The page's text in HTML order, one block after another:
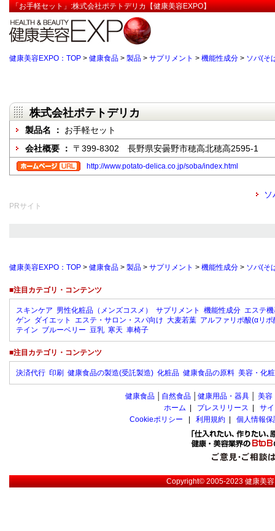
「お手軽セット」:株式会社ポテトデリカ【健康美容EXPO】
健康美容EXPO：TOP > 健康食品 > 製品 > サプリメント > 機能性成分 > ソバ(そ
株式会社ポテトデリカ
製品名 ： お手軽セット
会社概要 ： 〒399-8302 長野県安曇野市穂高北穂高2595-1
http://www.potato-delica.co.jp/soba/index.html
PRサイト
健康美容EXPO：TOP > 健康食品 > 製品 > サプリメント > 機能性成分 > ソバ(そ
■注目カテゴリ・コンテンツ
スキンケア 男性化粧品（メンズコスメ） サプリメント 機能性成分 エステ
ゲン ダイエット エステ・サロン・スパ向け 大麦若葉 アルファリポ酸(αリポ
テイン ブルーベリー 豆乳 寒天 車椅子
■注目カテゴリ・コンテンツ
決済代行 印刷 健康食品の製造(受託製造) 化粧品 健康食品の原料 美容・化
健康食品 自然食品 健康用品・器具 美容
ホーム
プレスリリース
サ
Cookieポリシー
利用規約 個人情報
Copyright© 2005-2023健康美